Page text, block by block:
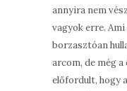
annyira nem
vagyok erre.
borzasztóan
arcom, de még
előfordult, hogy